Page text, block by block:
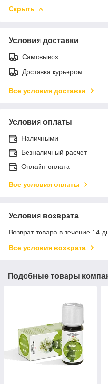
Скрыть
Условия доставки
Самовывоз
Доставка курьером
Все условия доставки
Условия оплаты
Наличными
Безналичный расчет
Онлайн оплата
Все условия оплаты
Условия возврата
Возврат товара в течение 14
Все условия возврата
Подобные товары